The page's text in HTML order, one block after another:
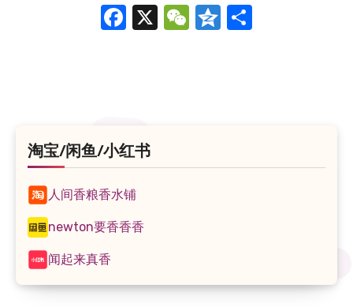
Facebook
X WeChat
Qzone
淘宝/闲鱼/小红书
人间香粮香水铺
newton要香香香
闻起来真香